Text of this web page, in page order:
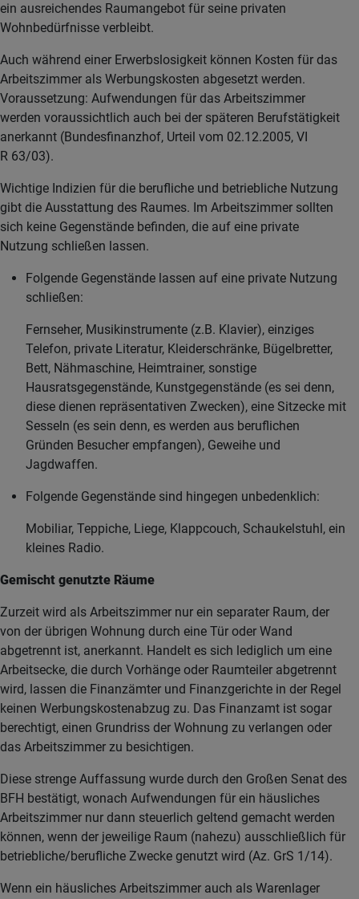
ein ausreichendes Raumangebot für seine privaten
Wohnbedürfnisse verbleibt.
Auch während einer Erwerbslosigkeit können Kosten für das
Arbeitszimmer als Werbungskosten abgesetzt werden.
Voraussetzung: Aufwendungen für das Arbeitszimmer
werden voraussichtlich auch bei der späteren Berufstätigkeit
anerkannt (Bundesfinanzhof, Urteil vom 02.12.2005, VI
R 63/03).
Wichtige Indizien für die berufliche und betriebliche Nutzung
gibt die Ausstattung des Raumes. Im Arbeitszimmer sollten
sich keine Gegenstände befinden, die auf eine private
Nutzung schließen lassen.
Folgende Gegenstände lassen auf eine private Nutzung
schließen:
Fernseher, Musikinstrumente (z.B. Klavier), einziges
Telefon, private Literatur, Kleiderschränke, Bügelbretter,
Bett, Nähmaschine, Heimtrainer, sonstige
Hausratsgegenstände, Kunstgegenstände (es sei denn,
diese dienen repräsentativen Zwecken), eine Sitzecke mit
Sesseln (es sein denn, es werden aus beruflichen
Gründen Besucher empfangen), Geweihe und
Jagdwaffen.
Folgende Gegenstände sind hingegen unbedenklich:
Mobiliar, Teppiche, Liege, Klappcouch, Schaukelstuhl, ein
kleines Radio.
Gemischt genutzte Räume
Zurzeit wird als Arbeitszimmer nur ein separater Raum, der
von der übrigen Wohnung durch eine Tür oder Wand
abgetrennt ist, anerkannt. Handelt es sich lediglich um eine
Arbeitsecke, die durch Vorhänge oder Raumteiler abgetrennt
wird, lassen die Finanzämter und Finanzgerichte in der Regel
keinen Werbungskostenabzug zu. Das Finanzamt ist sogar
berechtigt, einen Grundriss der Wohnung zu verlangen oder
das Arbeitszimmer zu besichtigen.
Diese strenge Auffassung wurde durch den Großen Senat des
BFH bestätigt, wonach Aufwendungen für ein häusliches
Arbeitszimmer nur dann steuerlich geltend gemacht werden
können, wenn der jeweilige Raum (nahezu) ausschließlich für
betriebliche/berufliche Zwecke genutzt wird (Az. GrS 1/14).
Wenn ein häusliches Arbeitszimmer auch als Warenlager